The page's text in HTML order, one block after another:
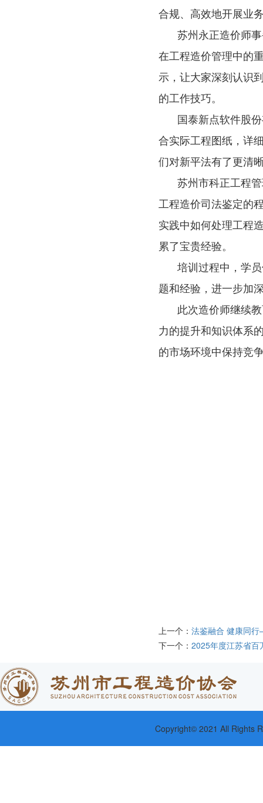
合规、高效地开展业
苏州永正造价师
在工程造价管理中的
示，让大家深刻认识
的工作技巧。
国泰新点软件股
合实际工程图纸，详
们对新平法有了更清
苏州市科正工程
工程造价司法鉴定的
实践中如何处理工程
累了宝贵经验。
培训过程中，学
题和经验，进一步加
此次造价师继续
力的提升和知识体系
的市场环境中保持竞
上一个： 法鉴融合 健康同
下一个： 2025年度江苏省百
Copyright© 2021 All Rights